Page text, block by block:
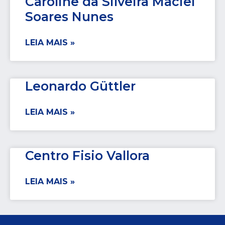
Soares Nunes
LEIA MAIS »
Leonardo Güttler
LEIA MAIS »
Centro Fisio Vallora
LEIA MAIS »